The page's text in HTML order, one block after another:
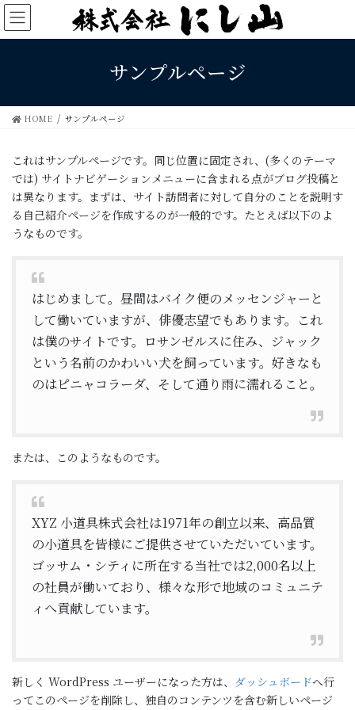
コ
ン
テ
移
ナ
ビ
ゲ
ン
サンプルページ
HOME サンプルページ
これはサンプルページです。同じ位置に固定され、(多くのテーマ
では) サイトナビゲーションメニューに含まれる点がブログ投稿と
は異なります。まずは、サイト訪問者に対して自分のことを説明す
る自己紹介ページを作成するのが一般的です。たとえば以下のよ
うなものです。
はじめまして。昼間はバイク便のメッセンジャーと
して働いていますが、俳優志望でもあります。これ
は僕のサイトです。ロサンゼルスに住み、ジャック
という名前のかわいい犬を飼っています。好きなも
のはピニャコラーダ、そして通り雨に濡れること。
または、このようなものです。
XYZ 小道具株式会社は1971年の創立以来、高品質
の小道具を皆様にご提供させていただいています。
ゴッサム・シティに所在する当社では2,000名以上
の社員が働いており、様々な形で地域のコミュニテ
ィへ貢献しています。
新しく WordPress ユーザーになった方は、 ダッシュボードへ行
ってこのページを削除し、独自のコンテンツを含む新しいページ